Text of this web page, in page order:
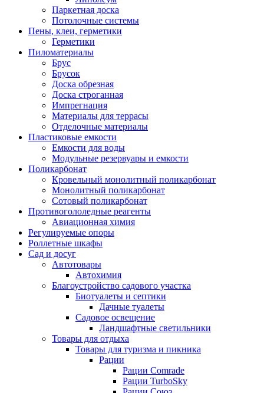
Паркетная доска
Потолочные системы
Пены, клеи, герметики
Герметики
Пиломатериалы
Брус
Брусок
Доска обрезная
Доска строганная
Импрегнация
Материалы для террасы
Отделочные материалы
Пластиковые емкости
Емкости для воды
Модульные резервуары и емкости
Поликарбонат
Кровельный монолитный поликарбонат
Монолитный поликарбонат
Сотовый поликарбонат
Противогололедные реагенты
Авиационная химия
Регулируемые опоры
Роллетные шкафы
Сад и досуг
Автотовары
Автохимия
Благоустройство садового участка
Биотуалеты и септики
Дачные туалеты
Садовое освещение
Ландшафтные светильники
Товары для отдыха
Товары для туризма и пикника
Рации
Рации Comrade
Рации TurboSky